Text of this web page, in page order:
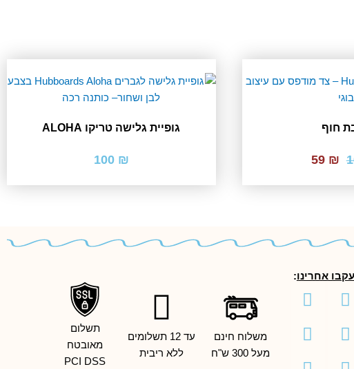
חוף
המחיר
₪
59
גופיית גלישה טריקו ALOHA
₪
100
עקבו אחרינו:
Instagram
Facebook Tiktok
YoutubeThreads
twitterמשלוח חינם
מעל 300 ש"ח
עד 12 תשלומים
ללא ריבית
תשלום
מאובטח
PCI DSS